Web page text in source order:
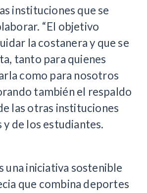
instituciones que se
“El objetivo
la costanera y que se
tanto para quienes
como para nosotros
también el respaldo
las otras instituciones
de los estudiantes.
una iniciativa sostenible
que combina deportes